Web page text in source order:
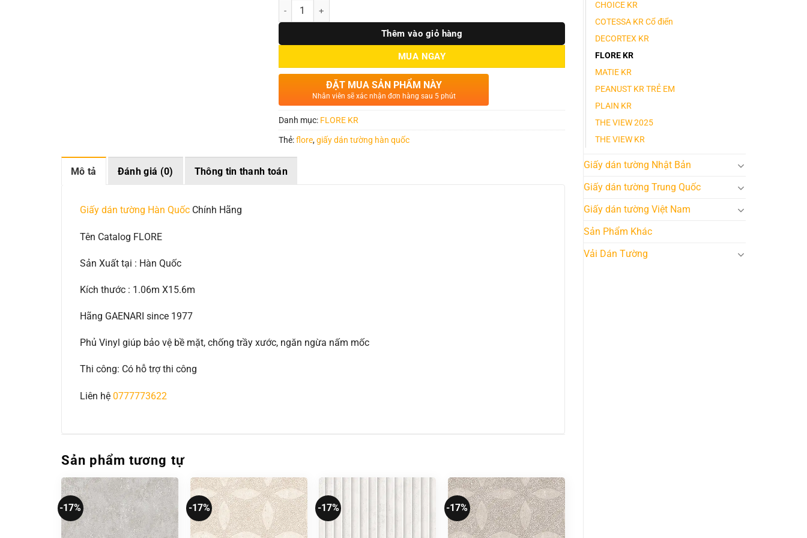
CHOICE KR
COTESSA KR Cổ điển
DECORTEX KR
FLORE KR
MATIE KR
PEANUST KR TRẺ EM
PLAIN KR
THE VIEW 2025
THE VIEW KR
Giấy dán tường Nhật Bản
Giấy dán tường Trung Quốc
Giấy dán tường Việt Nam
Sản Phẩm Khác
Vải Dán Tường
Số lượng
Thêm vào giỏ hàng
MUA NGAY
ĐẶT MUA SẢN PHẨM NÀY
Nhân viên sẽ xác nhận đơn hàng sau 5 phút
Danh mục: FLORE KR
Thẻ:flore,giấy dán tường hàn quốc
Mô tả Đánh giá (0) Thông tin thanh toán
Giấy dán tường Hàn Quốc Chính Hãng
Tên Catalog FLORE
Sản Xuất tại : Hàn Quốc
Kích thước : 1.06m X15.6m
Hãng GAENARI since 1977
Phủ Vinyl giúp bảo vệ bề mặt, chống trầy xước, ngăn ngừa nấm mốc
Thi công: Có hỗ trợ thi công
Liên hệ 0777773622
Sản phẩm tương tự
-17% -17% -17% -17%